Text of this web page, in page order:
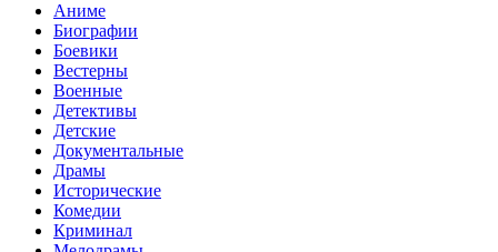
Аниме
Биографии
Боевики
Вестерны
Военные
Детективы
Детские
Документальные
Драмы
Исторические
Комедии
Криминал